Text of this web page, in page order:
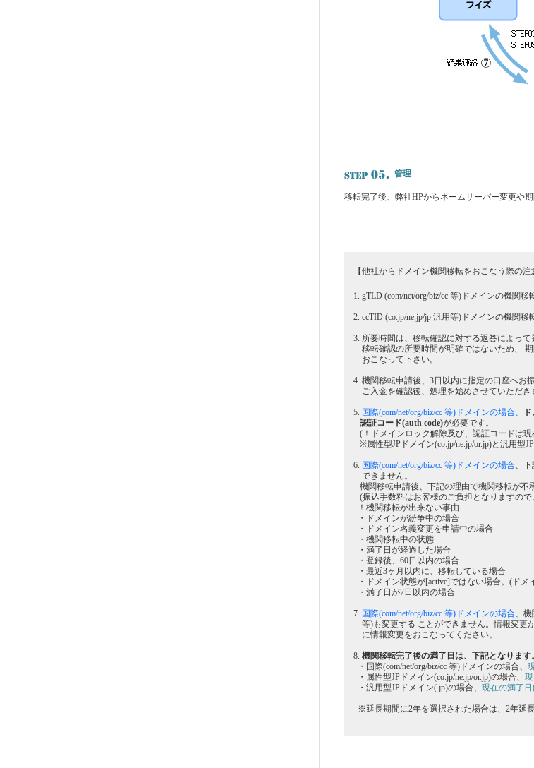
管理
移転完了後、弊社HPからネームサーバー変更や
【他社からドメイン機関移転をおこなう際の注
1. gTLD (com/net/org/biz/cc 等)ドメインの機関
2. ccTID (co.jp/ne.jp/jp 汎用等)ドメインの機関
3. 所要時間は、移転確認に対する返答によって
移転確認の所要時間が明確ではないため、
おこなって下さい。
4. 機関移転申請後、3日以内に指定の口座へお
ご入金を確認後、処理を始めさせていただき
5. 国際(com/net/org/biz/cc 等)ドメインの場合、
認証コード(auth code)が必要です。
(！ドメインロック解除及び、認証コードは
※属性型JPドメイン(co.jp/ne.jp/or.jp)と汎用型
6. 国際(com/net/org/biz/cc 等)ドメインの場合、下
できません。
機関移転申請後、下記の理由で機関移転が不
(振込手数料はお客様のご負担となりますの
！機関移転が出来ない事由
・ドメインが紛争中の場合
・ドメイン名義変更を申請中の場合
・機関移転中の状態
・満了日が経過した場合
・登録後、60日以内の場合
・最近3ヶ月以内に、移転している場合
・ドメイン状態が[active]ではない場合。(ドメ
・満了日が7日以内の場合
7. 国際(com/net/org/biz/cc 等)ドメインの場合、 機
等)も変更する ことができません。情報変更
に情報変更をおこなってください。
8. 機関移転完了後の満了日は、下記となります。
・国際(com/net/org/biz/cc 等)ドメインの場合、
・属性型JPドメイン(co.jp/ne.jp/or.jp)の場合、
・汎用型JPドメイン(.jp)の場合、 現在の満了
※延長期間に2年を選択された場合は、2年延長